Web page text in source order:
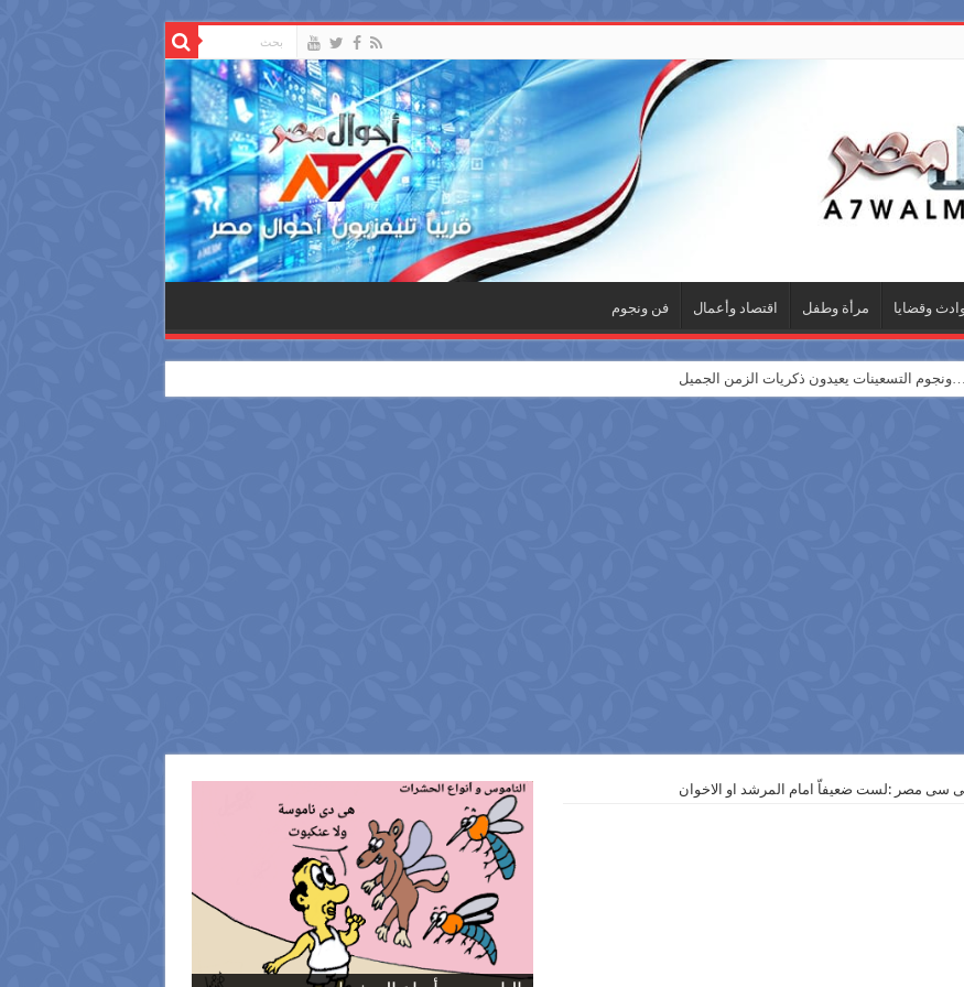
وقضايا مرأة وطفل اقتصاد وأعمال فن ونجوم
التسعينات يعيدون ذكريات الزمن الجميل
بى سى مصر :لست ضعيفاّ امام المرشد او الاخوان